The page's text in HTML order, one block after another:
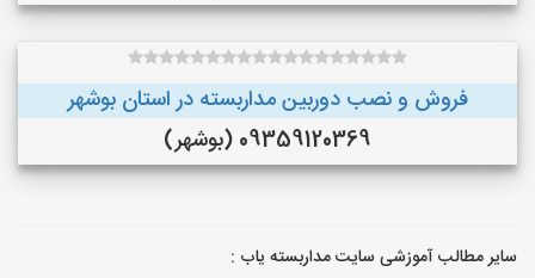
فروش و نصب دوربین مداربسته در استان بوشهر
09359120369 (بوشهر)
سایر مطالب آموزشی سایت مداربسته یاب :